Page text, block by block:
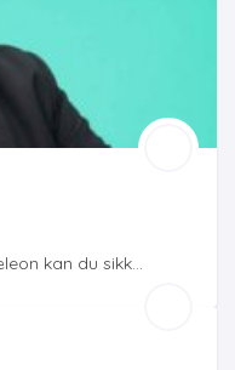
kan du sikk...